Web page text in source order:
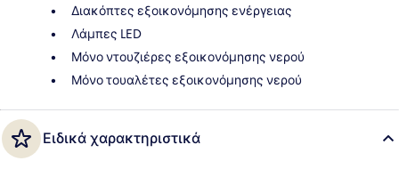
Διακόπτες εξοικονόμησης ενέργειας
Λάμπες LED
Μόνο ντουζιέρες εξοικονόμησης νερού
Μόνο τουαλέτες εξοικονόμησης νερού
Ειδικά χαρακτηριστικά